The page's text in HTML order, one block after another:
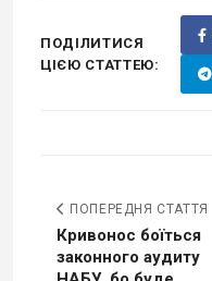
ПОДІЛИТИСЯ
ЦІЄЮ СТАТТЕЮ:
ПОПЕРЕДНЯ СТАТТЯ
Кривонос боїться
законного аудиту